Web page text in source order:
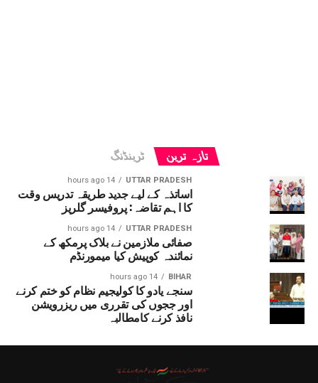
تازہ ترین ٹرینڈنگ
UTTAR PRADESH
14 hours ago
اساتذہ کے لیے جدید طریقہ تدریس وقت
کا اہم تقاضہ: پروفیسر گلریز
UTTAR PRADESH
14 hours ago
صفائی ملازمین نے بلاک پرمکھ کے
نمائندہ کوپیش کیا میمورنڈم
BIHAR
14 hours ago
سنجے یادو کا کولیجیم نظام کو ختم کرنے
اور ججوں کی تقرری میں ریزرویشن
نافذ کرنے کامطالبہ